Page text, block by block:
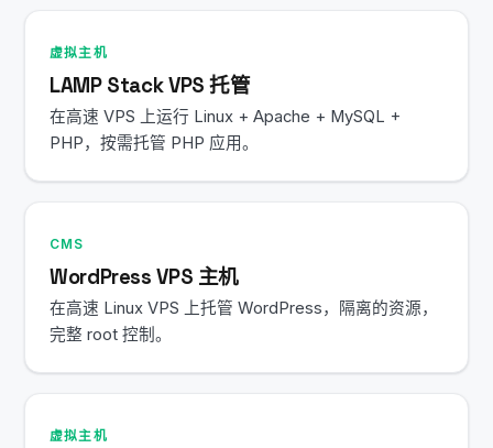
虚拟主机
LAMP Stack VPS 托管
在高速 VPS 上运行 Linux + Apache + MySQL +
PHP，按需托管 PHP 应用。
CMS
WordPress VPS 主机
在高速 Linux VPS 上托管 WordPress，隔离的资源，
完整 root 控制。
虚拟主机